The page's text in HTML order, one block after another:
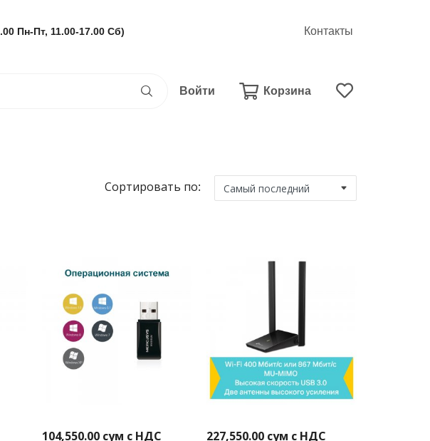
Пн-Пт, 11.00-17.00 Сб) Контакты
Войти Корзина
Сортировать по:
104,550.00 сум с НДС 227,550.00 сум с НДС